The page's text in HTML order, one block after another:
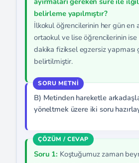
belirleme yapılmıştır?
İlkokul öğrencilerinin her gün en
ortaokul ve lise öğrencilerinin
dakika fiziksel egzersiz yapması
belirtilmiştir.
B) Metinden hareketle
yöneltmek üzere iki soru
Soru 1: Koştuğumuz zaman